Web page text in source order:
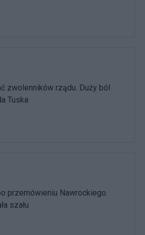
zwolenników rządu. Duży ból
Tuska
przemówieniu Nawrockiego.
szału